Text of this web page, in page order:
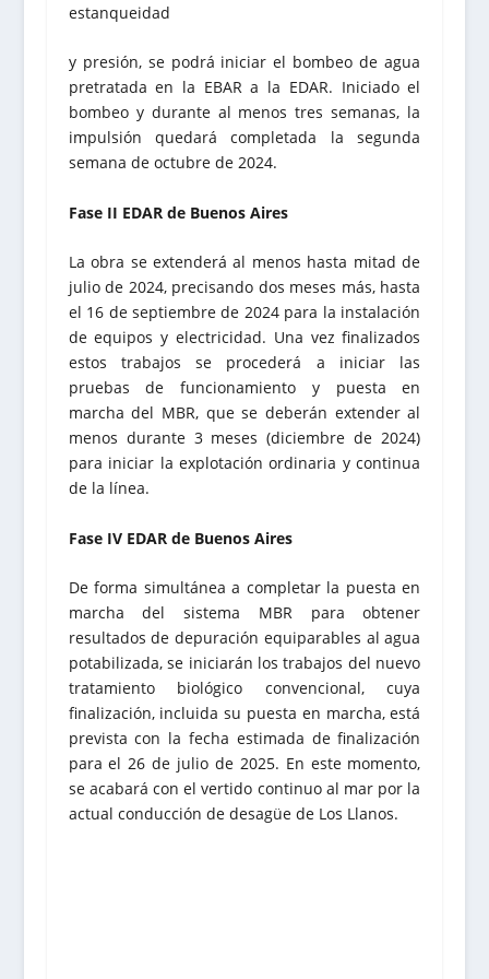
estanqueidad
y presión, se podrá iniciar el bombeo de agua
pretratada en la EBAR a la EDAR. Iniciado el
bombeo y durante al menos tres semanas, la
impulsión quedará completada la segunda
semana de octubre de 2024.
Fase II EDAR de Buenos Aires
La obra se extenderá al menos hasta mitad de
julio de 2024, precisando dos meses más, hasta
el 16 de septiembre de 2024 para la instalación
de equipos y electricidad. Una vez finalizados
estos trabajos se procederá a iniciar las
pruebas de funcionamiento y puesta en
marcha del MBR, que se deberán extender al
menos durante 3 meses (diciembre de 2024)
para iniciar la explotación ordinaria y continua
de la línea.
Fase IV EDAR de Buenos Aires
De forma simultánea a completar la puesta en
marcha del sistema MBR para obtener
resultados de depuración equiparables al agua
potabilizada, se iniciarán los trabajos del nuevo
tratamiento biológico convencional, cuya
finalización, incluida su puesta en marcha, está
prevista con la fecha estimada de finalización
para el 26 de julio de 2025. En este momento,
se acabará con el vertido continuo al mar por la
actual conducción de desagüe de Los Llanos.